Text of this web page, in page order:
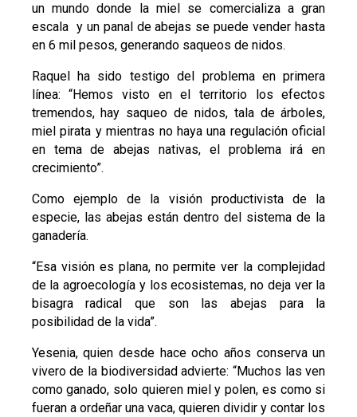
un mundo donde la miel se comercializa a gran
escala y un panal de abejas se puede vender hasta
en 6 mil pesos, generando saqueos de nidos.
Raquel ha sido testigo del problema en primera
línea: “Hemos visto en el territorio los efectos
tremendos, hay saqueo de nidos, tala de árboles,
miel pirata y mientras no haya una regulación oficial
en tema de abejas nativas, el problema irá en
crecimiento”.
Como ejemplo de la visión productivista de la
especie, las abejas están dentro del sistema de la
ganadería.
“Esa visión es plana, no permite ver la complejidad
de la agroecología y los ecosistemas, no deja ver la
bisagra radical que son las abejas para la
posibilidad de la vida”.
Yesenia, quien desde hace ocho años conserva un
vivero de la biodiversidad advierte: “Muchos las ven
como ganado, solo quieren miel y polen, es como si
fueran a ordeñar una vaca, quieren dividir y contar los